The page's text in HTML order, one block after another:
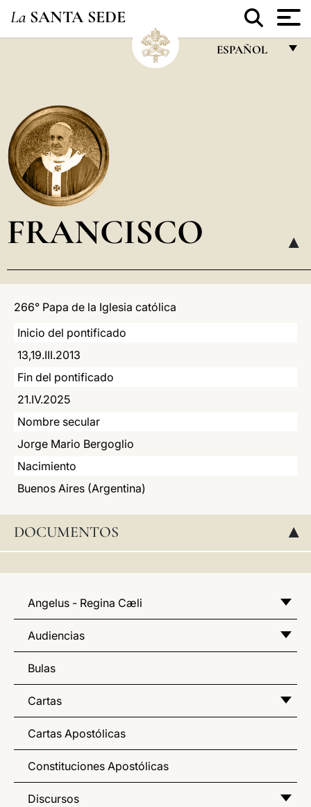
La SANTA SEDE
ESPAÑOL
العربيّة
FRANCISCO ▸
266° Papa de la Iglesia católica
Inicio del pontificado
13,19.III.2013
Fin del pontificado
21.IV.2025
Nombre secular
Jorge Mario Bergoglio
Nacimiento
Buenos Aires (Argentina)
DOCUMENTOS ▸
Angelus - Regina Cæli
Audiencias
Bulas
Cartas
Cartas Apostólicas
Constituciones Apostólicas
Discursos